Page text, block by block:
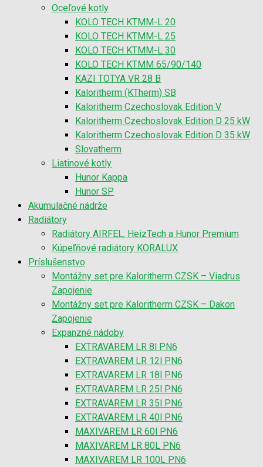
Oceľové kotly
KOLO TECH KTMM-L 20
KOLO TECH KTMM-L 25
KOLO TECH KTMM-L 30
KOLO TECH KTMM 65/90/140
KAZI TOTYA VR 28 B
Kaloritherm (KTherm) SB
Kaloritherm Czechoslovak Edition V
Kaloritherm Czechoslovak Edition D 25 kW
Kaloritherm Czechoslovak Edition D 35 kW
Slovatherm
Liatinové kotly
Hunor Kappa
Hunor SP
Akumulačné nádrže
Radiátory
Radiátory AIRFEL, HeizTech a Hunor Premium
Kúpeľňové radiátory KORALUX
Príslušenstvo
Montážny set pre Kaloritherm CZSK – Viadrus
Zapojenie
Montážny set pre Kaloritherm CZSK – Dakon
Zapojenie
Expanzné nádoby
EXTRAVAREM LR 8l PN6
EXTRAVAREM LR 12l PN6
EXTRAVAREM LR 18l PN6
EXTRAVAREM LR 25l PN6
EXTRAVAREM LR 35l PN6
EXTRAVAREM LR 40l PN6
MAXIVAREM LR 60l PN6
MAXIVAREM LR 80L PN6
MAXIVAREM LR 100L PN6